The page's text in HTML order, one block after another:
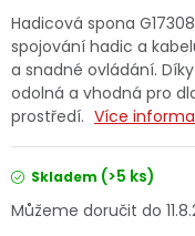
Fotovoltaika
Výprodej
Značky
Hadicová spona
spojování hadic a
a snadné ovládání.
odolná a vhodná pro
prostředí. Více
Skladem (>5 ks)